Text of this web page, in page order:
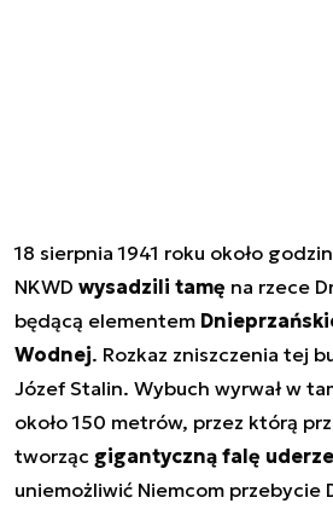
18 sierpnia 1941 roku około
NKWD wysadzili tamę na rzece
będącą elementem
Wodnej. Rozkaz zniszczenia tej
Józef Stalin. Wybuch wyrwał w
około 150 metrów, przez którą
tworząc gigantyczną falę
uniemożliwić Niemcom przebycie